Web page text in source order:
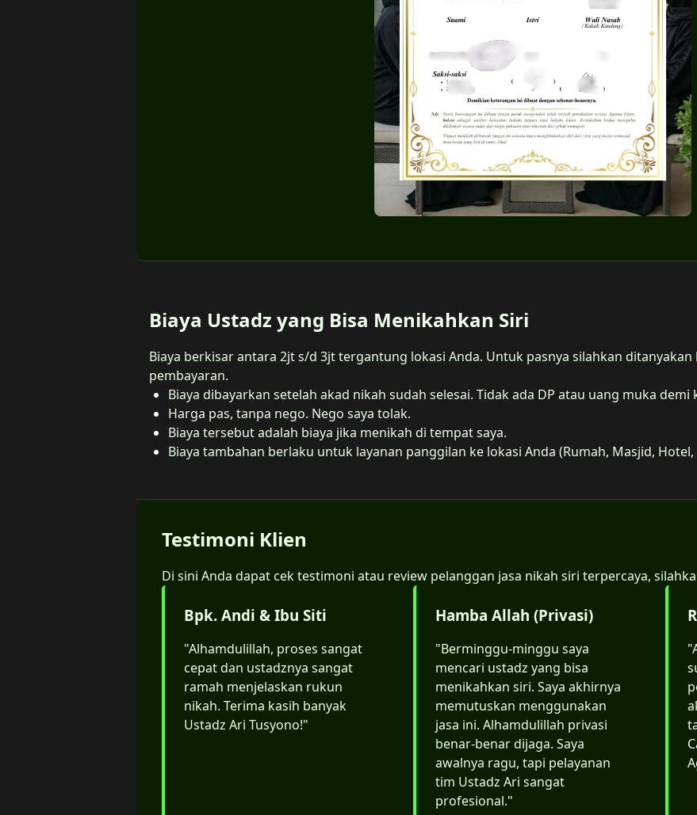
Biaya Ustadz yang Bisa Menikahkan Siri
Biaya berkisar antara 2jt s/d 3jt tergantung lokasi Anda. Untuk pasnya silahkan ditanyakan
pembayaran.
Biaya dibayarkan setelah akad nikah sudah selesai. Tidak ada DP atau uang muka demi
Harga pas, tanpa nego. Nego saya tolak.
Biaya tersebut adalah biaya jika menikah di tempat saya.
Biaya tambahan berlaku untuk layanan panggilan ke lokasi Anda (Rumah, Masjid,
Testimoni Klien
Di sini Anda dapat cek testimoni atau review pelanggan jasa nikah siri terpercaya,
Bpk. Andi & Ibu Siti
"Alhamdulillah, proses sangat
cepat dan ustadznya sangat
ramah menjelaskan rukun
nikah. Terima kasih banyak
Ustadz Ari Tusyono!"
Hamba Allah (Privasi)
"Berminggu-minggu saya
mencari ustadz yang bisa
menikahkan siri. Saya akhirnya
memutuskan menggunakan
jasa ini. Alhamdulillah privasi
benar-benar dijaga. Saya
awalnya ragu, tapi pelayanan
tim Ustadz Ari sangat
profesional."